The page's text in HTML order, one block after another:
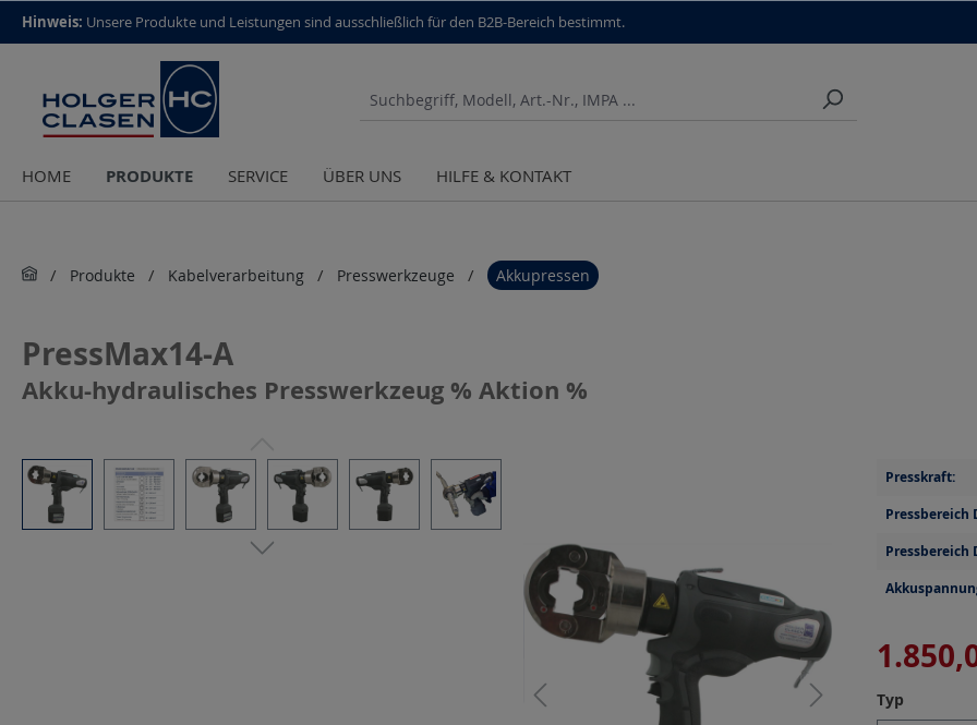
top scroll helper
Hinweis: Unsere Produkte und Leistungen sind aus­schließlich für den B2B-Bereich bestimmt.
HOME PRODUKTE SERVICE ÜBER UNS HILFE & KONTAKT
Produkte Kabelverarbeitung Presswerkzeuge Akkupressen
PressMax14-A
Akku-hydraulisches Presswerkzeug % Aktion %
Bildergalerie überspringen
Presskraft:
Pressbereich
Pressbereich
Typ